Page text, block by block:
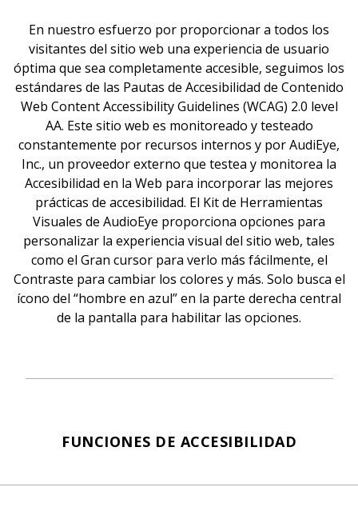
En nuestro esfuerzo por proporcionar a todos los
visitantes del sitio web una experiencia de usuario
óptima que sea completamente accesible, seguimos los
estándares de las Pautas de Accesibilidad de Contenido
Web Content Accessibility Guidelines (WCAG) 2.0 level
AA. Este sitio web es monitoreado y testeado
constantemente por recursos internos y por AudiEye,
Inc., un proveedor externo que testea y monitorea la
Accesibilidad en la Web para incorporar las mejores
prácticas de accesibilidad. El Kit de Herramientas
Visuales de AudioEye proporciona opciones para
personalizar la experiencia visual del sitio web, tales
como el Gran cursor para verlo más fácilmente, el
Contraste para cambiar los colores y más. Solo busca el
ícono del “hombre en azul” en la parte derecha central
de la pantalla para habilitar las opciones.
FUNCIONES DE ACCESIBILIDAD